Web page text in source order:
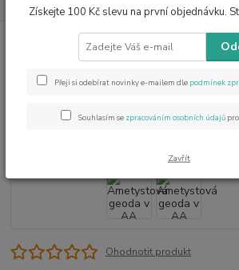
Minerály od A do Z
Ametystová geoda v
kg,zajímavá
Ohodnotit produkt
Získejte 100 Kč slevu na první objednávku.
Přeji si odebírat novinky e-mailem dle podmínek
Souhlasím se zpracováním osobních údajů
Zavřít